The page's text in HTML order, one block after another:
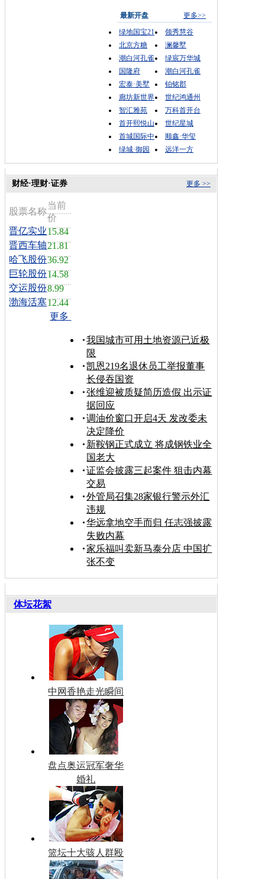
最新开盘
更多>>
绿地国宝21
领秀慧谷
北京方糖
澜馨墅
潮白河孔雀
绿宸万华城
国隆府
潮白河孔雀
宏泰·美墅
铂铭郡
廊坊新世界
世纪鸿通州
智汇雅苑
万科首开台
首开熙悦山
世纪星城
首城国际中
顺鑫·华玺
绿城·御园
远洋一方
更多 >>
财经·理财·证券
股票名称
当前
价
晋亿实业15.84
晋西车轴21.81
哈飞股份36.92
巨轮股份14.58
交运股份8.99
渤海活塞12.44
更多
我国城市可用土地资源已近极
限
凯恩219名退休员工举报董事
长侵吞国资
张维迎被质疑简历造假 出示证
据回应
调油价窗口开启4天 发改委未
决定降价
新鞍钢正式成立 将成钢铁业全
国老大
证监会披露三起案件 狙击内幕
交易
外管局召集28家银行警示外汇
违规
华远拿地空手而归 任志强披露
失败内幕
家乐福叫卖新马泰分店 中国扩
张不变
体坛花絮
中网香艳走光瞬间
盘点奥运冠军奢华
婚礼
篮坛十大骇人群殴